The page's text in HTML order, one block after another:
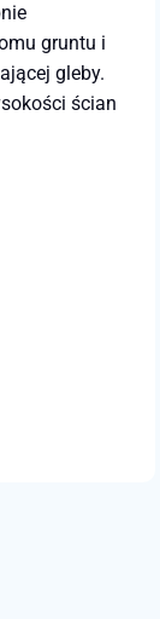
gruntu i
gleby.
ścian